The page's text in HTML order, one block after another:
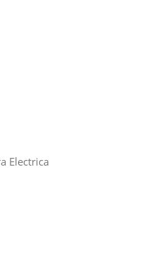
Electrica